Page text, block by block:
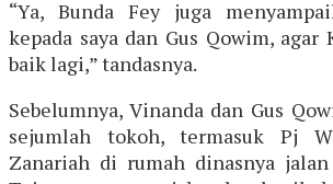
“Ya, Bunda Fey juga
kepada saya dan Gus Qowim,
baik lagi,” tandasnya.
Sebelumnya, Vinanda dan Gus
sejumlah tokoh, termasuk Pj
Zanariah di rumah dinasnya jalan